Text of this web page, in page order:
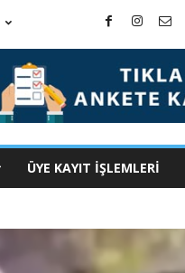
ÜYE KAYIT İŞLEMLERİ